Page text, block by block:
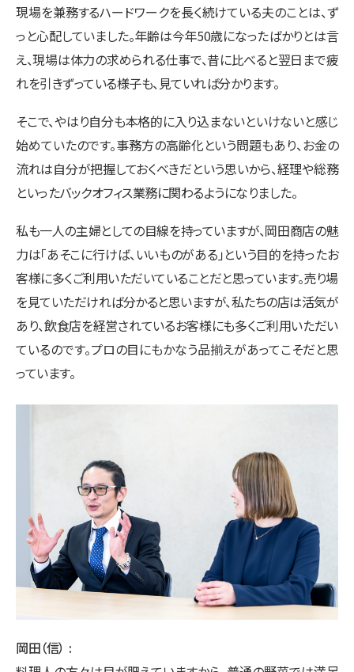
現場を兼務するハードワークを長く続けている夫のことは、ず
っと心配していました。年齢は今年50歳になったばかりとは言
え、現場は体力の求められる仕事で、昔に比べると翌日まで疲
れを引きずっている様子も、見ていれば分かります。
そこで、やはり自分も本格的に入り込まないといけないと感じ
始めていたのです。事務方の高齢化という問題もあり、お金の
流れは自分が把握しておくべきだという思いから、経理や総務
といったバックオフィス業務に関わるようになりました。
私も一人の主婦としての目線を持っていますが、岡田商店の魅
力は「あそこに行けば、いいものがある」という目的を持ったお
客様に多くご利用いただいていることだと思っています。売り場
を見ていただければ分かると思いますが、私たちの店は活気が
あり、飲食店を経営されているお客様にも多くご利用いただい
ているのです。プロの目にもかなう品揃えがあってこそだと思
っています。
岡田（信）